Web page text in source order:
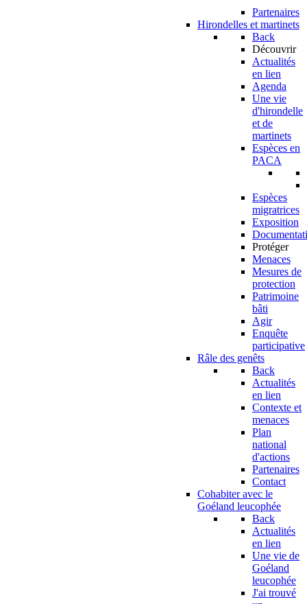
Partenaires
Hirondelles et martinets
Back
Découvrir
Actualités
en lien
Agenda
Une vie
d'hirondelle
et de
martinets
Espèces en
PACA
Espèces
migratrices
Exposition
Protéger
Menaces
Mesures de
protection
Patrimoine
bâti
Agir
Enquête
participative
Râle des genêts
Back
Actualités
en lien
Contexte et
menaces
Plan
national
d'actions
Partenaires
Contact
Cohabiter avec le
Goéland leucophée
Back
Actualités
en lien
Une vie de
Goéland
leucophée
J'ai trouvé